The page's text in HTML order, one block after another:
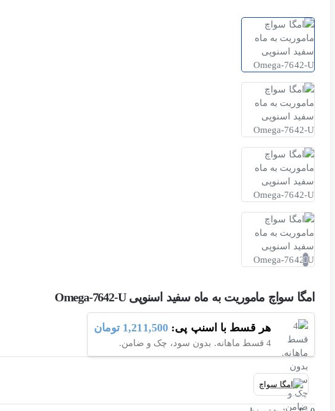
امگا سواچ ماموریت به ماه سفید اسنوپی Omega-7642-U
هر قسط با اسنپ پی: 1,211,500 تومان
4 قسط ماهانه. بدون سود، چک و ضامن.